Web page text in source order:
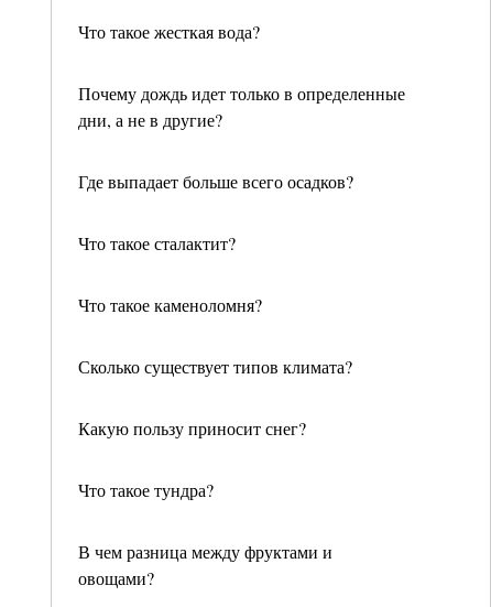
Что такое жесткая вода?
Почему дождь идет только в определенные
дни, а не в другие?
Где выпадает больше всего осадков?
Что такое сталактит?
Что такое каменоломня?
Сколько существует типов климата?
Какую пользу приносит снег?
Что такое тундра?
В чем разница между фруктами и
овощами?